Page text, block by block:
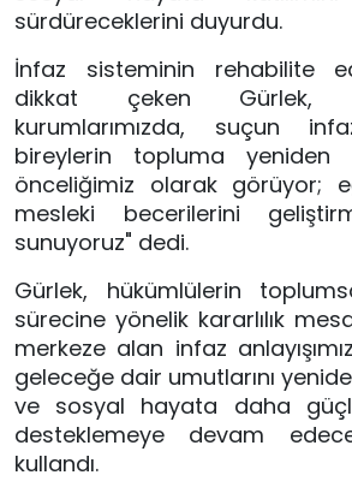
sürdüreceklerini duyurdu.
İnfaz sisteminin rehabilite
dikkat çeken Gürlek,
kurumlarımızda, suçun
bireylerin topluma yeniden
önceliğimiz olarak görüyor;
mesleki becerilerini
sunuyoruz" dedi.
Gürlek, hükümlülerin
sürecine yönelik kararlılık
merkeze alan infaz
geleceğe dair umutlarını
ve sosyal hayata daha
desteklemeye devam
kullandı.